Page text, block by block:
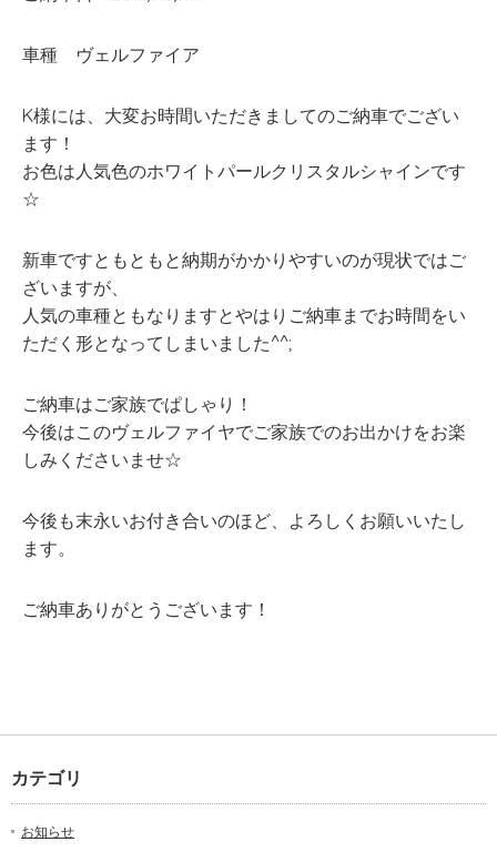
車種 ヴェルファイア
K様には、大変お時間いただきましてのご納車でござい
ます！
お色は人気色のホワイトパールクリスタルシャインです
☆
新車ですともともと納期がかかりやすいのが現状ではご
ざいますが、
人気の車種ともなりますとやはりご納車までお時間をい
ただく形となってしまいました^^;
ご納車はご家族でぱしゃり！
今後はこのヴェルファイヤでご家族でのお出かけをお楽
しみくださいませ☆
今後も末永いお付き合いのほど、よろしくお願いいたし
ます。
ご納車ありがとうございます！
カテゴリ
お知らせ